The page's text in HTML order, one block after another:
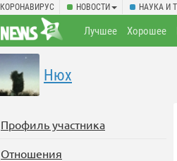
КОРОНАВИРУС НОВОСТИ НАУКА И
Лучшее Хорошее
Нюх
Профиль участника
Отношения